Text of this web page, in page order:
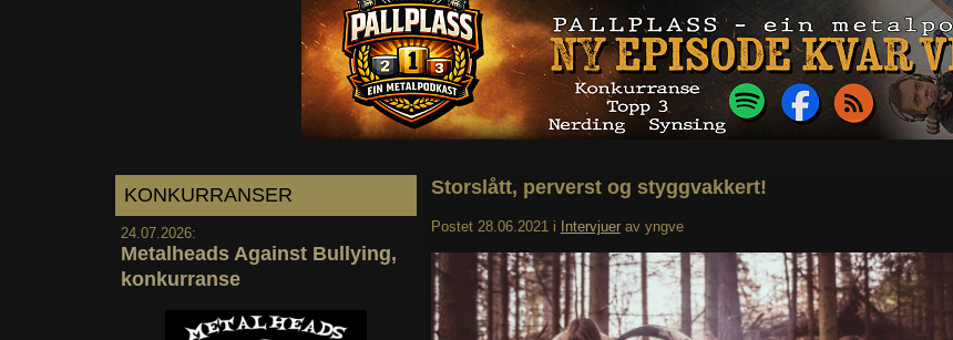
KONKURRANSER
24.07.2026:
Metalheads Against Bullying,
konkurranse
Storslått, perverst og styggvakkert!
Postet 28.06.2021 i Intervjuer av yngve